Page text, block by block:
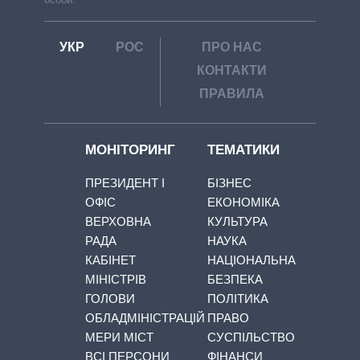
УКР РОС
ПРО НАС
КОНТАКТИ
ПРАВИЛА
МОНІТОРИНГ
ПРЕЗИДЕНТ І
ОФІС
ВЕРХОВНА
РАДА
КАБІНЕТ
МІНІСТРІВ
ГОЛОВИ
ОБЛАДМІНІСТРАЦІЙ
МЕРИ МІСТ
ВСІ ПЕРСОНИ
ТЕМАТИКИ
БІЗНЕС
ЕКОНОМІКА
КУЛЬТУРА
НАУКА
НАЦІОНАЛЬНА
БЕЗПЕКА
ПОЛІТИКА
ПРАВО
СУСПІЛЬСТВО
ФІНАНСИ